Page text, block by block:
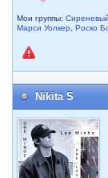
Мои группы:
Марси Уолкер
,Роско
Nikita S